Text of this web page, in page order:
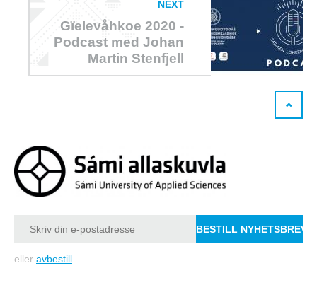
NEXT
Gïelevåhkoe 2020 -
Podcast med Johan
Martin Stenfjell
eller avbestill